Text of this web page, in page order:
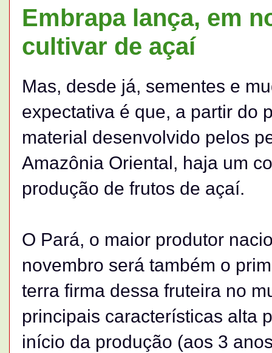
Embrapa lança, em
cultivar de açaí
Mas, desde já, sementes e
expectativa é que, a partir do
material desenvolvido pelos
Amazônia Oriental, haja um
produção de frutos de açaí.
O Pará, o maior produtor
novembro será também o
terra firma dessa fruteira no
principais características alta
início da produção (aos 3